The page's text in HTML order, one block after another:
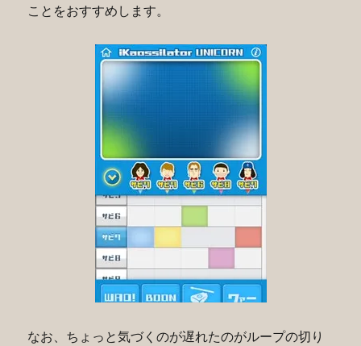
ことをおすすめします。
なお、ちょっと気づくのが遅れたのがループの切り